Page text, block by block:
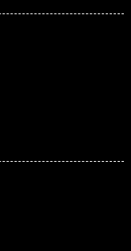
新疆维吾尔自治区阿拉尔市胜利大道万国售后服务中心（需提前预约）